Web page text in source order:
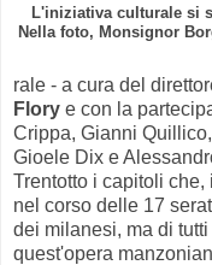
L'iniziativa culturale si
Nella foto, Monsignor
rale - a cura del
Flory e con la
Crippa, Gianni
Gioele Dix e
Trentotto i capitoli
nel corso delle 17
dei milanesi, ma di
quest'opera